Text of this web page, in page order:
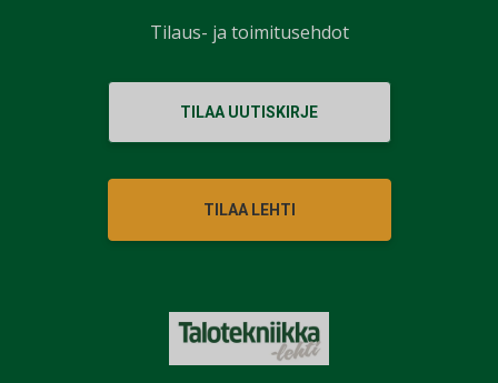
TILAA UUTISKIRJE
TILAA LEHTI
Tilaus- ja toimitusehdot